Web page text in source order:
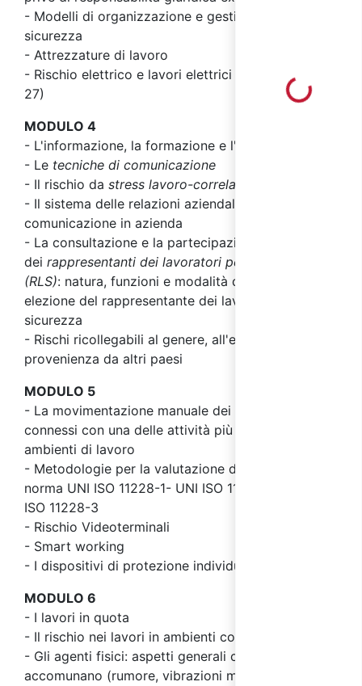
- Modelli di organizzazione e gestione della
sicurezza
- Attrezzature di lavoro
- Rischio elettrico e lavori elettrici (norma CEI 11-
27)
MODULO 4
- L'informazione, la formazione e l'addestramento
- Le tecniche di comunicazione
- Il rischio da stress lavoro-correlato
- Il sistema delle relazioni aziendali e della
comunicazione in azienda
- La consultazione e la partecipazione
dei rappresentanti dei lavoratori per la sicurezza
(RLS): natura, funzioni e modalità di nomina o di
elezione del rappresentante dei lavoratori per la
sicurezza
- Rischi ricollegabili al genere, all'età e alla
provenienza da altri paesi
MODULO 5
- La movimentazione manuale dei carichi: i rischi
connessi con una delle attività più diffuse negli
ambienti di lavoro
- Metodologie per la valutazione dei rischi: la
norma UNI ISO 11228-1- UNI ISO 11228-2 e UNI
ISO 11228-3
- Rischio Videoterminali
- Smart working
- I dispositivi di protezione individuale
MODULO 6
- I lavori in quota
- Il rischio nei lavori in ambienti confinati
- Gli agenti fisici: aspetti generali che li
accomunano (rumore, vibrazioni meccaniche,
Loading...